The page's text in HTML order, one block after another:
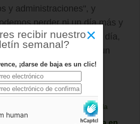
y administraciones", y
perder ni un día más y
a trabajar para que un día,
nuestra ciudad tenga un
decente".
×
recibir nuestro
semanal?
¡darse de baja es un clic!